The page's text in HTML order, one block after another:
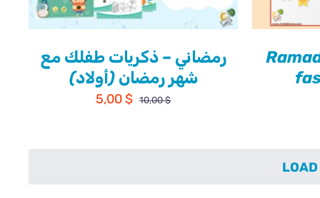
رمضاني – ذكريات طفلك مع
شهر رمضان (أولاد)
10,00$
السعر
5,00$
السعر